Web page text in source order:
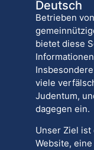
Deutsch
Betrieben
bietet diese
viele
Judentum,
dagegen ein.
Unser Ziel
Website,